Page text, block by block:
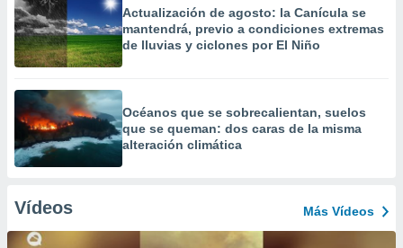
Actualización de agosto: la Canícula se
mantendrá, previo a condiciones extremas
de lluvias y ciclones por El Niño
Océanos que se sobrecalientan, suelos
que se queman: dos caras de la misma
alteración climática
Vídeos Más Vídeos